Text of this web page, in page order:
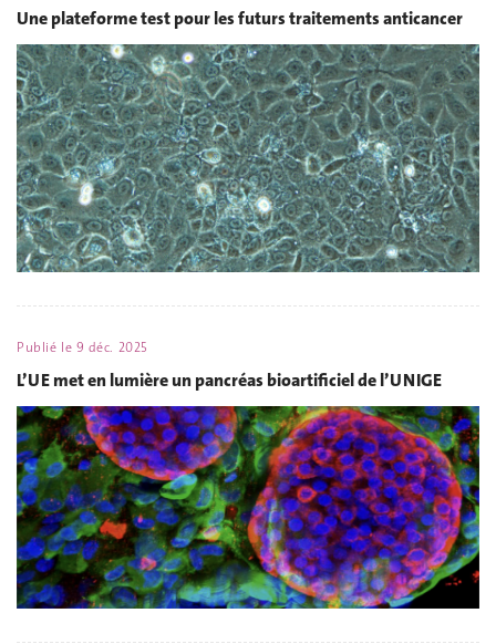
Une plateforme test pour les futurs traitements anticancer
Publié le 9 déc. 2025
L’UE met en lumière un pancréas bioartificiel de l’UNIGE